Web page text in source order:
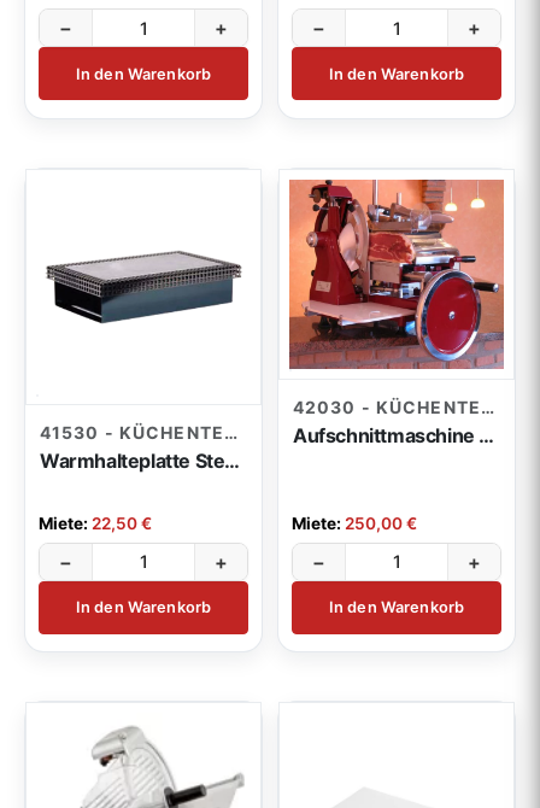
− +
In den Warenkorb
− +
In den Warenkorb
41530 - KÜCHENTECHNIK
Warmhalteplatte Sterno Gitteroptik
Miete: 22,50 €
− +
In den Warenkorb
42030 - KÜCHENTECHNIK
Aufschnittmaschine Nostalgica rot
Miete: 250,00 €
− +
In den Warenkorb